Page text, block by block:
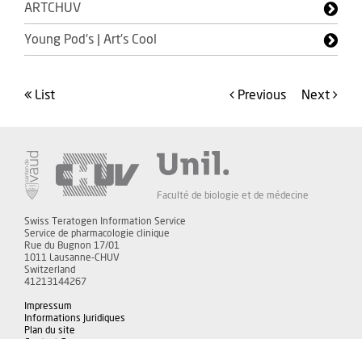
ARTCHUV
Young Pod’s | Art’s Cool
list Previous Next
Faculté de biologie et de médecine
Swiss Teratogen Information Service
Service de pharmacologie clinique
Rue du Bugnon 17/01
1011 Lausanne-CHUV
Switzerland
41213144267
Impressum
Informations Juridiques
Plan du site